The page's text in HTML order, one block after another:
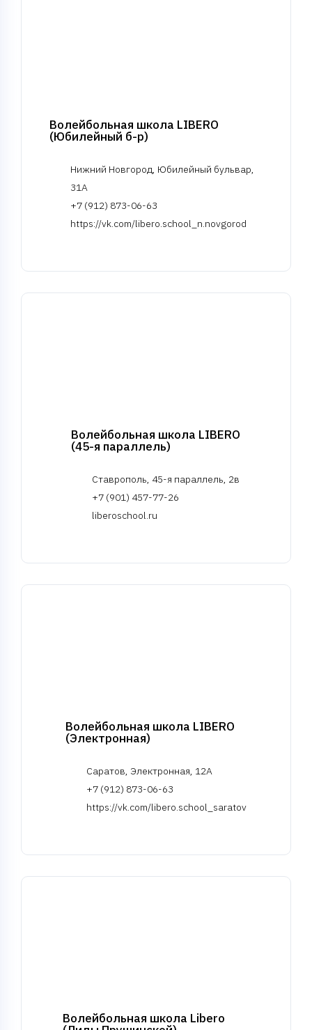
Волейбольная школа LIBERO
(Юбилейный б-р)
Нижний Новгород, Юбилейный бульвар,
31А
+7 (912) 873-06-63
https://vk.com/libero.school_n.novgorod
Волейбольная школа LIBERO
(45-я параллель)
Ставрополь, 45-я параллель, 2в
+7 (901) 457-77-26
liberoschool.ru
Волейбольная школа LIBERO
(Электронная)
Саратов, Электронная, 12А
+7 (912) 873-06-63
https://vk.com/libero.school_saratov
Волейбольная школа Libero